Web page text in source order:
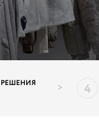
РЕШЕНИЯ
> 4